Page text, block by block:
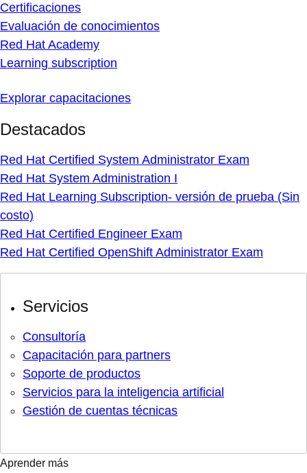
Certificaciones
Evaluación de conocimientos
Red Hat Academy
Learning subscription
Explorar capacitaciones
Destacados
Red Hat Certified System Administrator Exam
Red Hat System Administration I
Red Hat Learning Subscription- versión de prueba (Sin
costo)
Red Hat Certified Engineer Exam
Red Hat Certified OpenShift Administrator Exam
Servicios
Consultoría
Capacitación para partners
Soporte de productos
Servicios para la inteligencia artificial
Gestión de cuentas técnicas
Aprender más